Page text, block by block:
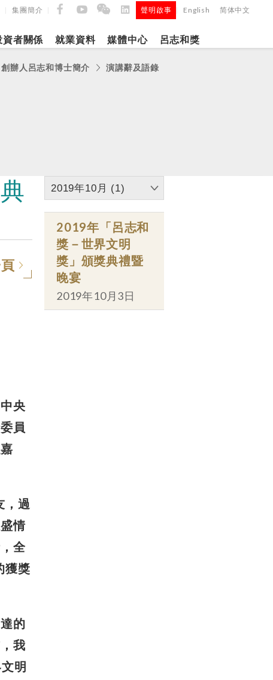
集團簡介 聲明啟事 English 简体中文
建築材料
資者關係 就業資料 媒體中心 呂志和獎
創辦人呂志和博士簡介 演講辭及語錄
央
員
，過
情
全
獲獎
的
我
明
2019年10月 (1)
2019年「呂志和
獎－世界文明
獎」頒獎典禮暨
晚宴
2019年10月3日